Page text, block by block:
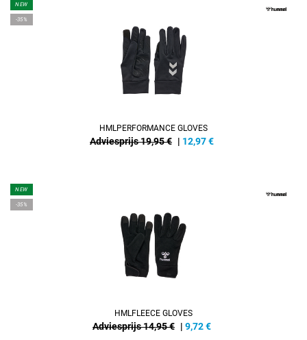
NEW
-35%
HMLPERFORMANCE GLOVES
Adviesprijs 19,95 € | 12,97€
NEW
-35%
HMLFLEECE GLOVES
Adviesprijs 14,95 € | 9,72€